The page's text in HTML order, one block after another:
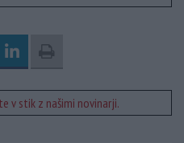
v stik z našimi novinarji.